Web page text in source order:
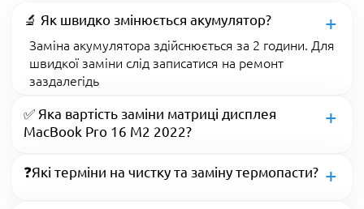
🔬 Як швидко змінюється акумулятор?
Заміна акумулятора здійснюється за 2 години. Для
швидкої заміни слід записатися на ремонт
заздалегідь
✅ Яка вартість заміни матриці дисплея
MacBook Pro 16 M2 2022?
❓Які терміни на чистку та заміну термопасти?